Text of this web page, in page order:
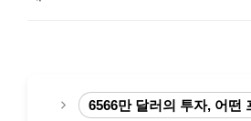
6566만 달러의 투자, 어떤